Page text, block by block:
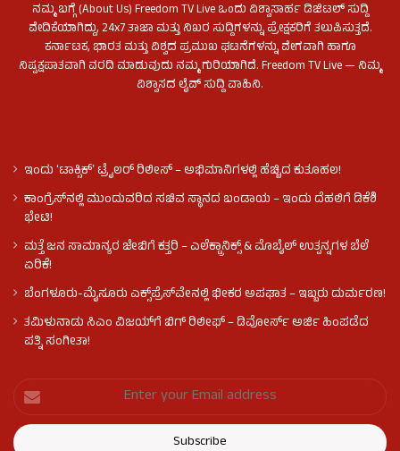
ನಮ್ಮ ಬಗ್ಗೆ (About Us) Freedom TV Live ಒಂದು ವಿಶ್ವಾಸಾರ್ಹ ಡಿಜಿಟಲ್ ಸುದ್ದಿ
ವೇದಿಕೆಯಾಗಿದ್ದು, 24x7 ತಾಜಾ ಮತ್ತು ನಿಖರ ಸುದ್ದಿಗಳನ್ನು ಪ್ರೇಕ್ಷಕರಿಗೆ ತಲುಪಿಸುತ್ತದೆ.
ಕರ್ನಾಟಕ, ಭಾರತ ಮತ್ತು ವಿಶ್ವದ ಪ್ರಮುಖ ಘಟನೆಗಳನ್ನು ವೇಗವಾಗಿ ಹಾಗೂ
ನಿಷ್ಪಕ್ಷಪಾತವಾಗಿ ವರದಿ ಮಾಡುವುದು ನಮ್ಮ ಗುರಿಯಾಗಿದೆ. Freedom TV Live — ನಿಮ್ಮ
ವಿಶ್ವಾಸದ ಲೈವ್ ಸುದ್ದಿ ವಾಹಿನಿ.
ಇಂದು ʻಟಾಕ್ಸಿಕ್ʼ ಟ್ರೈಲರ್ ರಿಲೀಸ್‌ – ಅಭಿಮಾನಿಗಳಲ್ಲಿ ಹೆಚ್ಚಿದ ಕುತೂಹಲ!
ಕಾಂಗ್ರೆಸ್​ನಲ್ಲಿ ಮುಂದುವರಿದ ಸಚಿವ ಸ್ಥಾನದ ಬಂಡಾಯ – ಇಂದು ದೆಹಲಿಗೆ ಡಿಕೆಶಿ
ಭೇಟಿ!
ಮತ್ತೆ ಜನ ಸಾಮಾನ್ಯರ ಜೇಬಿಗೆ ಕತ್ತರಿ – ಎಲೆಕ್ಟ್ರಾನಿಕ್ಸ್ & ಮೊಬೈಲ್ ಉತ್ಪನ್ನಗಳ ಬೆಲೆ
ಏರಿಕೆ!
ಬೆಂಗಳೂರು-ಮೈಸೂರು ಎಕ್ಸ್‌ಪ್ರೆಸ್‌ವೇನಲ್ಲಿ ಭೀಕರ ಅಪಘಾತ – ಇಬ್ಬರು ದುರ್ಮರಣ!
ತಮಿಳುನಾಡು ಸಿಎಂ ವಿಜಯ್‌ಗೆ ಬಿಗ್ ರಿಲೀಫ್ – ಡಿವೋರ್ಸ್ ಅರ್ಜಿ ಹಿಂಪಡೆದ
ಪತ್ನಿ ಸಂಗೀತಾ!